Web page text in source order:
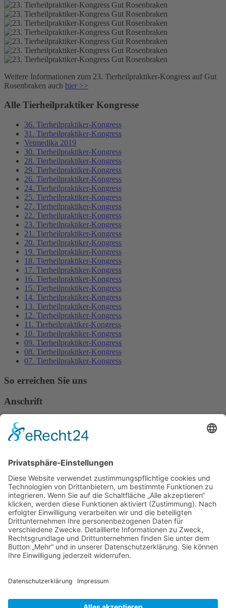
Weitere Informationen zum 23. Tierheilpraktiker-Kongress auf Gut
Rosenbraken auch hier >>
Alle Tierheilpraktiker Kongresse
36. Tierheilpraktiker-Kongress
31. Tierheilpraktiker-Kongress
Vetmedika 2019
30. Tierheilpraktiker-Kongress
28. Tierheilpraktiker-Kongress
29. Tierheilpraktiker-Kongress
26. Tierheilpraktiker-Kongress
24. Tierheilpraktiker-Kongress
25. Tierheilpraktiker-Kongress
27. Tierheilpraktiker-Kongress
22. Tierheilpraktiker-Kongress
23. Tierheilpraktiker-Kongress
21. Tierheilpraktiker-Kongress
20. Tierheilpraktiker-Kongress
19. Tierheilpraktiker-Kongress
18. Tierheilpraktiker-Kongress
17. Tierheilpraktiker-Kongress
16. Tierheilpraktiker-Kongress
15. Tierheilpraktiker-Kongress
14. Tierheilpraktiker-Kongress
13. Tierheilpraktiker-Kongress
12. Tierheilpraktiker-Kongress
11. Tierheilpraktiker-Kongress
10. Tierheilpraktiker-Kongress
09. Tierheilpraktiker-Kongress
08. Tierheilpraktiker-Kongress
07. Tierheilpraktiker-Kongress
So erreichen Sie uns
Anschrift
Verband Deutscher Tierheilpraktiker e.V.
Verbandsverwaltung
Am Rosenbraken 12
E-Mail
Diese E-Mail-Adresse ist vor Spambots geschützt! Zur Anzeige
muss JavaScript eingeschaltet sein!
Diese E-Mail-Adresse ist vor Spambots geschützt! Zur Anzeige
muss JavaScript eingeschaltet sein!
Telefon Service-Team
Tel: 0261-1349 5200
Tel: 0172-546 19 20